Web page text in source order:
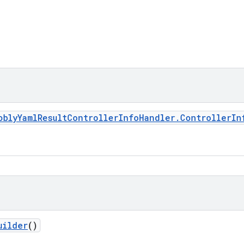
YamlResultControllerInfoHandler. Controller
()